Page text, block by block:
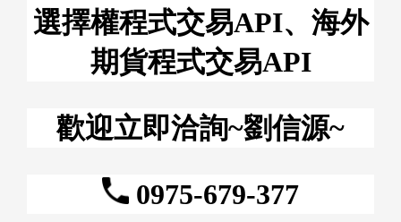
選擇權程式交易API、海外
期貨程式交易API
歡迎立即洽詢~劉信源~
0975-679-377